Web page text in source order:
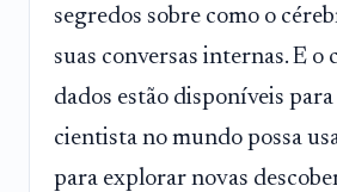
segredos sobre como o
suas conversas internas. E o
dados estão disponíveis
cientista no mundo possa
para explorar novas